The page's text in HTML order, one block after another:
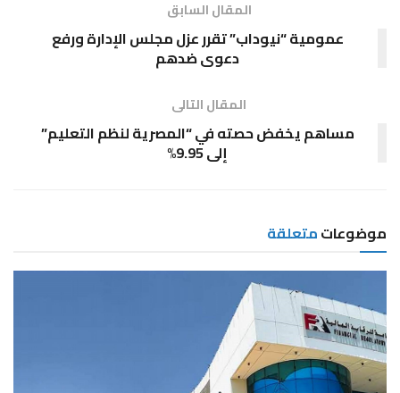
المقال السابق
عمومية “نيوداب” تقرر عزل مجلس الإدارة ورفع
دعوى ضدهم
المقال التالى
مساهم يخفض حصته في “المصرية لنظم التعليم”
إلى 9.95%
موضوعاتمتعلقة